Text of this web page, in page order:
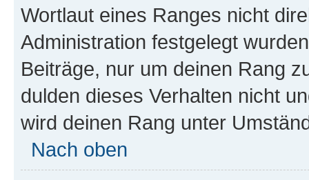
Wortlaut eines Ranges nicht
Administration festgelegt
Beiträge, nur um deinen Rang
dulden dieses Verhalten nicht
wird deinen Rang unter
Nach oben